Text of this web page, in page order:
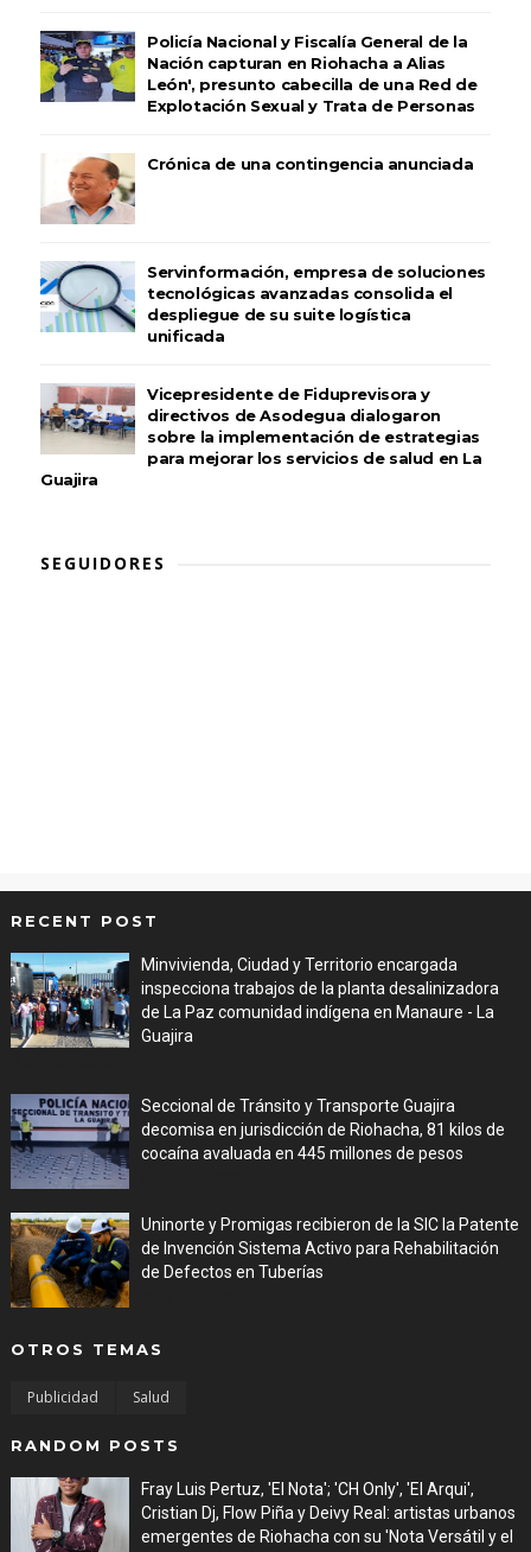
Policía Nacional y Fiscalía General de la
Nación capturan en Riohacha a Alias
León', presunto cabecilla de una Red de
Explotación Sexual y Trata de Personas
Crónica de una contingencia anunciada
Servinformación, empresa de soluciones
tecnológicas avanzadas consolida el
despliegue de su suite logística
unificada
Vicepresidente de Fiduprevisora y
directivos de Asodegua dialogaron
sobre la implementación de estrategias
para mejorar los servicios de salud en La
Guajira
SEGUIDORES
RECENT POST
Minvivienda, Ciudad y Territorio encargada
inspecciona trabajos de la planta desalinizadora
de La Paz comunidad indígena en Manaure - La
Guajira
Seccional de Tránsito y Transporte Guajira
decomisa en jurisdicción de Riohacha, 81 kilos de
cocaína avaluada en 445 millones de pesos
Uninorte y Promigas recibieron de la SIC la Patente
de Invención Sistema Activo para Rehabilitación
de Defectos en Tuberías
OTROS TEMAS
Publicidad Salud
RANDOM POSTS
Fray Luis Pertuz, 'El Nota'; 'CH Only', 'El Arqui',
Cristian Dj, Flow Piña y Deivy Real: artistas urbanos
emergentes de Riohacha con su 'Nota Versátil y el